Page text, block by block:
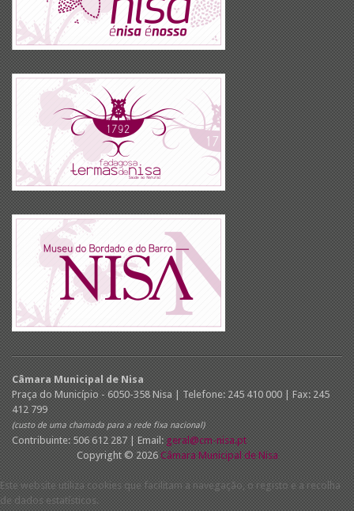
Câmara Municipal de Nisa
Praça do Município - 6050-358 Nisa | Telefone: 245 410 000 | Fax: 245
412 799
(custo de uma chamada para a rede fixa nacional)
Contribuinte: 506 612 287 | Email: geral@cm-nisa.pt
Copyright © 2026 Câmara Municipal de Nisa
Este website utiliza cookies que facilitam a navegação, o registo e a recolha
de dados estatísticos.